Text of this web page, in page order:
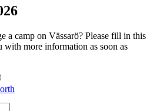
a camp on Vässarö? Please fill in this
more information as soon as